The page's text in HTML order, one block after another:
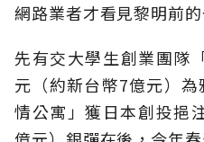
網路業者才看見黎明前的
先有交大學生創業團隊
元（約新台幣7億元）
情公寓」獲日本創投挹